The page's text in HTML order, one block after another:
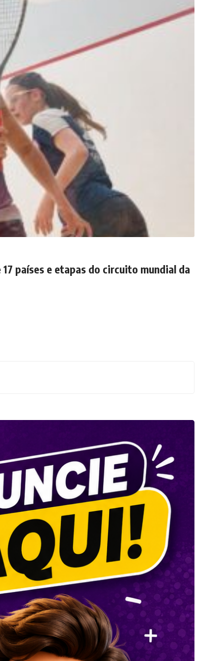
países e etapas do circuito mundial da